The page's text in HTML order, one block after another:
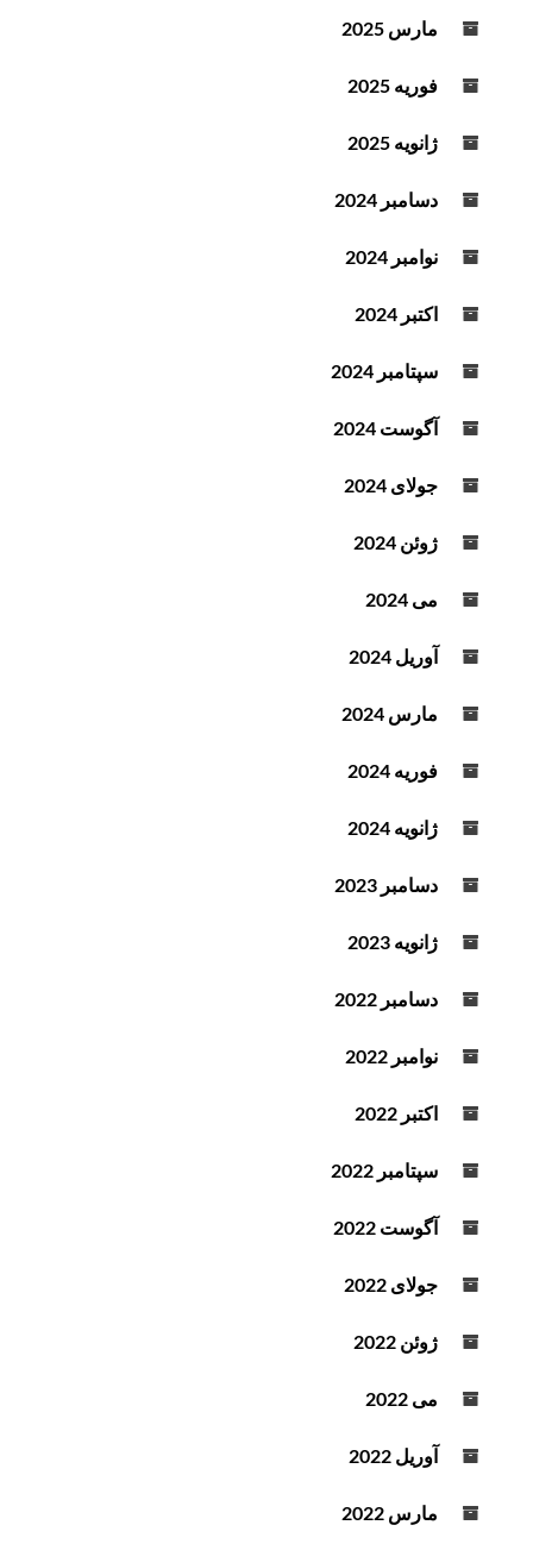
مارس 2025
فوریه 2025
ژانویه 2025
دسامبر 2024
نوامبر 2024
اکتبر 2024
سپتامبر 2024
آگوست 2024
جولای 2024
ژوئن 2024
می 2024
آوریل 2024
مارس 2024
فوریه 2024
ژانویه 2024
دسامبر 2023
ژانویه 2023
دسامبر 2022
نوامبر 2022
اکتبر 2022
سپتامبر 2022
آگوست 2022
جولای 2022
ژوئن 2022
می 2022
آوریل 2022
مارس 2022